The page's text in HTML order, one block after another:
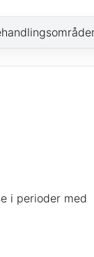
i perioder med